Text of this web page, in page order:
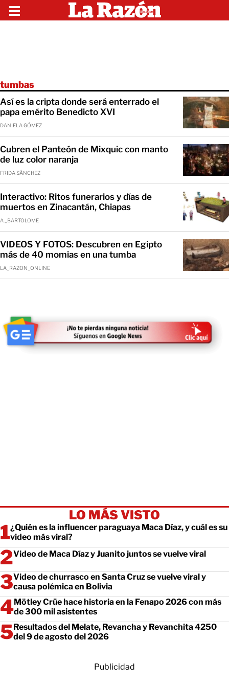
tumbas
Así es la cripta donde será enterrado el
papa emérito Benedicto XVI
DANIELA GÓMEZ
Cubren el Panteón de Mixquic con manto
de luz color naranja
FRIDA SÁNCHEZ
Interactivo: Ritos funerarios y días de
muertos en Zinacantán, Chiapas
A._BARTOLOME
VIDEOS Y FOTOS: Descubren en Egipto
más de 40 momias en una tumba
LA_RAZON_ONLINE
LO MÁS VISTO
¿Quién es la influencer paraguaya Maca Díaz, y cuál es su
video más viral?
Video de Maca Díaz y Juanito juntos se vuelve viral
Video de churrasco en Santa Cruz se vuelve viral y
causa polémica en Bolivia
Mötley Crüe hace historia en la Fenapo 2026 con más
de 300 mil asistentes
Resultados del Melate, Revancha y Revanchita 4250
del 9 de agosto del 2026
Publicidad